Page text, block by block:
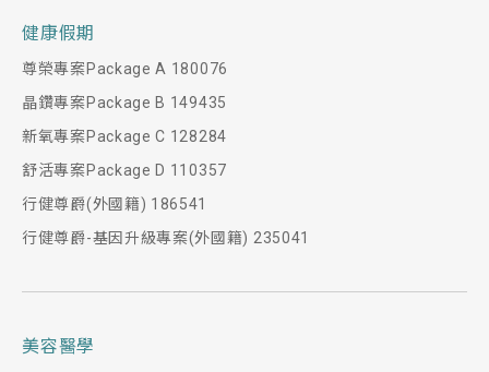
健康假期
尊榮專案Package A 180076
晶鑽專案Package B 149435
新氧專案Package C 128284
舒活專案Package D 110357
行健尊爵(外國籍) 186541
行健尊爵-基因升級專案(外國籍) 235041
美容醫學